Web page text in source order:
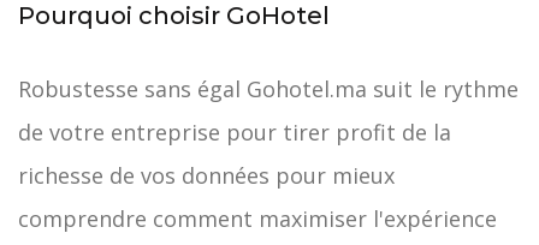
Pourquoi choisir GoHotel
Robustesse sans égal Gohotel.ma suit le rythme
de votre entreprise pour tirer profit de la
richesse de vos données pour mieux
comprendre comment maximiser l'expérience